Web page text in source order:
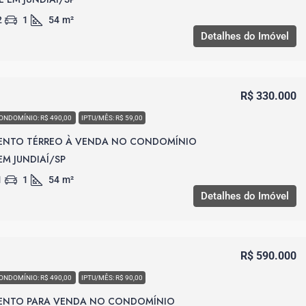
1 54 m²
Detalhes do Imóvel
R$ 490,00 IPTU/MÊS: R$ 59,00
TÉRREO À VENDA NO CONDOMÍNIO
JUNDIAÍ/SP
R$ 330.000
1 54 m²
Detalhes do Imóvel
R$ 490,00 IPTU/MÊS: R$ 90,00
PARA VENDA NO CONDOMÍNIO
R$ 590.000